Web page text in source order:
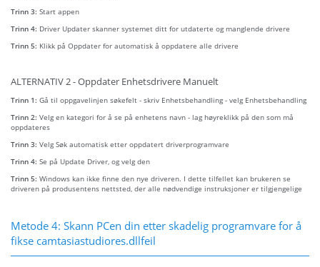
Trinn 3: Start appen
Trinn 4: Driver Updater skanner systemet ditt for utdaterte og manglende drivere
Trinn 5: Klikk på Oppdater for automatisk å oppdatere alle drivere
ALTERNATIV 2 - Oppdater Enhetsdrivere Manuelt
Trinn 1: Gå til oppgavelinjen søkefelt - skriv Enhetsbehandling - velg Enhetsbehandling
Trinn 2: Velg en kategori for å se på enhetens navn - lag høyreklikk på den som må
oppdateres
Trinn 3: Velg Søk automatisk etter oppdatert driverprogramvare
Trinn 4: Se på Update Driver, og velg den
Trinn 5: Windows kan ikke finne den nye driveren. I dette tilfellet kan brukeren se
driveren på produsentens nettsted, der alle nødvendige instruksjoner er tilgjengelige
Metode 4: Skann PCen din etter skadelig programvare for å
fikse camtasiastudiores.dllfeil